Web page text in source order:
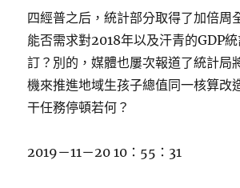
四經普之后，統計部分取得了加倍周
能否需求對2018年以及汗青的GDP
訂？別的，媒體也屢次報道了統計局
機來推進地域生孩子總值同一核算改
干任務停頓若何？
2019－11－20 10：55：31